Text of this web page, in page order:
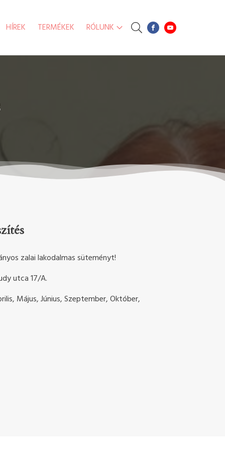
HÍREK TERMÉKEK RÓLUNK
zalai lakodalmas süteményt!
utca 17/A.
Május, Június, Szeptember, Október,